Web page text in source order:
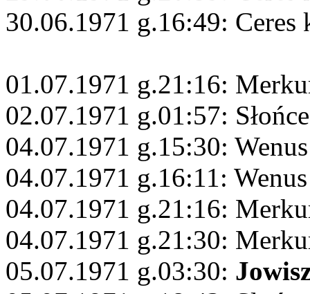
30.06.1971 g.16:49:
01.07.1971 g.21:16:
02.07.1971 g.01:57:
04.07.1971 g.15:30:
04.07.1971 g.16:11:
04.07.1971 g.21:16:
04.07.1971 g.21:30:
05.07.1971 g.03:30: